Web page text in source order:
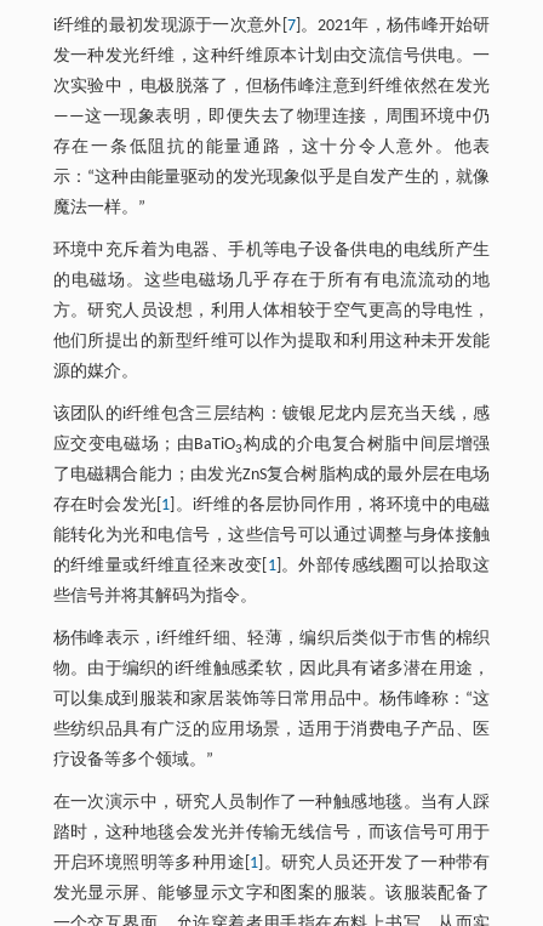
i纤维的最初发现源于一次意外[ 7]。2021年，杨伟峰开始研
发一种发光纤维，这种纤维原本计划由交流信号供电。一
次实验中，电极脱落了，但杨伟峰注意到纤维依然在发光
——这一现象表明，即便失去了物理连接，周围环境中仍
存在一条低阻抗的能量通路，这十分令人意外。他表
示：“这种由能量驱动的发光现象似乎是自发产生的，就像
魔法一样。”
环境中充斥着为电器、手机等电子设备供电的电线所产生
的电磁场。这些电磁场几乎存在于所有有电流流动的地
方。研究人员设想，利用人体相较于空气更高的导电性，
他们所提出的新型纤维可以作为提取和利用这种未开发能
源的媒介。
该团队的i纤维包含三层结构：镀银尼龙内层充当天线，感
应交变电磁场；由BaTiO3构成的介电复合树脂中间层增强
了电磁耦合能力；由发光ZnS复合树脂构成的最外层在电场
存在时会发光[ 1 ]。i纤维的各层协同作用，将环境中的电磁
能转化为光和电信号，这些信号可以通过调整与身体接触
的纤维量或纤维直径来改变[ 1]。外部传感线圈可以拾取这
些信号并将其解码为指令。
杨伟峰表示，i纤维纤细、轻薄，编织后类似于市售的棉织
物。由于编织的i纤维触感柔软，因此具有诸多潜在用途，
可以集成到服装和家居装饰等日常用品中。杨伟峰称：“这
些纺织品具有广泛的应用场景，适用于消费电子产品、医
疗设备等多个领域。”
在一次演示中，研究人员制作了一种触感地毯。当有人踩
踏时，这种地毯会发光并传输无线信号，而该信号可用于
开启环境照明等多种用途[ 1 ]。研究人员还开发了一种带有
发光显示屏、能够显示文字和图案的服装。该服装配备了